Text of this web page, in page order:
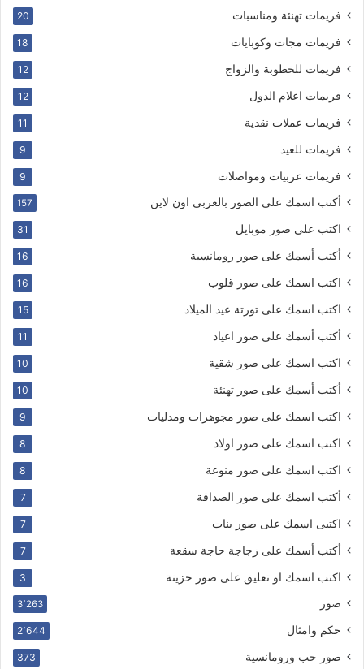
فريمات تهنئة ومناسبات 20
فريمات مجات وكوبايات 18
فريمات للخطوبة والزواج 12
فريمات اعلام الدول 12
فريمات عملات نقدية 11
فريمات للعيد 9
فريمات عربيات ومواصلات 9
أكتب اسمك على الصور بالعربى اون لاين 157
اكتب على صور موبايل 31
أكتب أسمك على صور رومانسية 16
اكتب اسمك على صور قلوب 16
اكتب اسمك على تورتة عيد الميلاد 15
أكتب أسمك على صور اعياد 11
اكتب اسمك على صور شقية 10
أكتب أسمك على صور تهنئة 10
اكتب اسمك على صور مجوهرات ومدليات 9
اكتب اسمك على صور اولاد 8
اكتب اسمك على صور منوعة 8
أكتب اسمك على صور الصداقة 7
اكتبى اسمك على صور بنات 7
أكتب أسمك على زجاجة حاجة سقعة 7
اكتب اسمك او تعليق على صور حزينة 3
صور 3٬263
حكم وامثال 2٬644
صور حب ورومانسية 373